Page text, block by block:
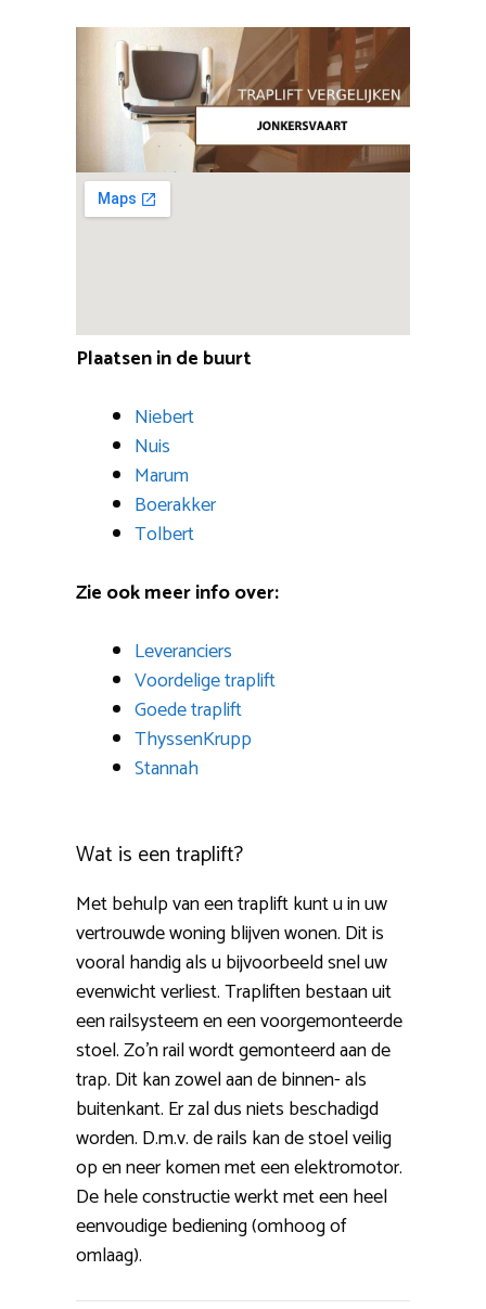
Plaatsen in de buurt
Niebert
Nuis
Marum
Boerakker
Tolbert
Zie ook meer info over:
Leveranciers
Voordelige traplift
Goede traplift
ThyssenKrupp
Stannah
Wat is een traplift?
Met behulp van een traplift kunt u in uw
vertrouwde woning blijven wonen. Dit is
vooral handig als u bijvoorbeeld snel uw
evenwicht verliest. Trapliften bestaan uit
een railsysteem en een voorgemonteerde
stoel. Zo’n rail wordt gemonteerd aan de
trap. Dit kan zowel aan de binnen- als
buitenkant. Er zal dus niets beschadigd
worden. D.m.v. de rails kan de stoel veilig
op en neer komen met een elektromotor.
De hele constructie werkt met een heel
eenvoudige bediening (omhoog of
omlaag).